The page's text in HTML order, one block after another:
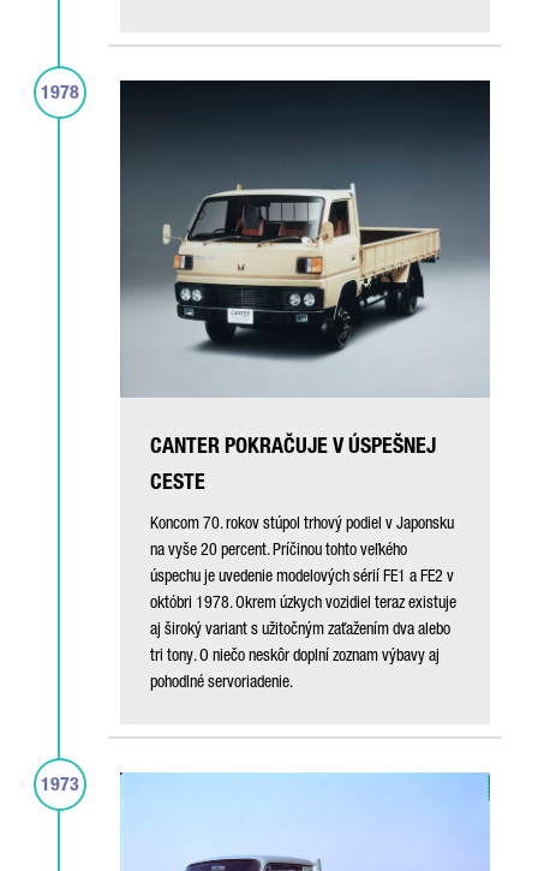
CANTER POKRAČUJE V ÚSPEŠNEJ
CESTE
Koncom 70. rokov stúpol trhový podiel v Japonsku
na vyše 20 percent. Príčinou tohto veľkého
úspechu je uvedenie modelových sérií FE1 a FE2 v
októbri 1978. Okrem úzkych vozidiel teraz existuje
aj široký variant s užitočným zaťažením dva alebo
tri tony. O niečo neskôr doplní zoznam výbavy aj
pohodlné servoriadenie.
1978
1973